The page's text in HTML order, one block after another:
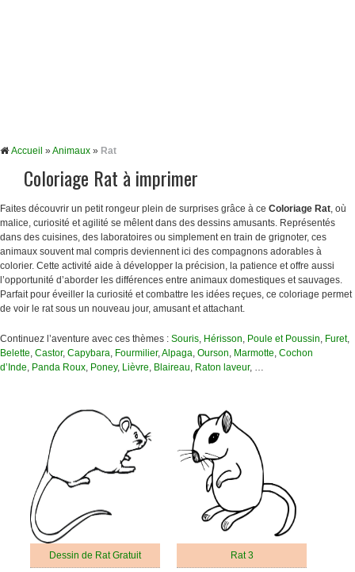
Accueil »Animaux » Rat
Coloriage Rat à imprimer
Faites découvrir un petit rongeur plein de surprises grâce à ce Coloriage Rat, où
malice, curiosité et agilité se mêlent dans des dessins amusants. Représentés
dans des cuisines, des laboratoires ou simplement en train de grignoter, ces
animaux souvent mal compris deviennent ici des compagnons adorables à
colorier. Cette activité aide à développer la précision, la patience et offre aussi
l’opportunité d’aborder les différences entre animaux domestiques et sauvages.
Parfait pour éveiller la curiosité et combattre les idées reçues, ce coloriage permet
de voir le rat sous un nouveau jour, amusant et attachant.
Continuez l’aventure avec ces thèmes : Souris, Hérisson, Poule et Poussin, Furet,
Belette, Castor, Capybara, Fourmilier,Alpaga, Ourson, Marmotte, Cochon
d’Inde, Panda Roux, Poney, Lièvre, Blaireau, Raton laveur, …
Dessin de Rat Gratuit Rat 3